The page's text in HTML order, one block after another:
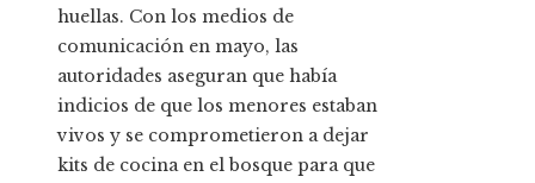
huellas. Con los medios de
comunicación en mayo, las
autoridades aseguran que había
indicios de que los menores estaban
vivos y se comprometieron a dejar
kits de cocina en el bosque para que